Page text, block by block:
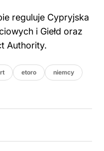
reguluje Cypryjska
i Giełd oraz
Authority.
etoro niemcy